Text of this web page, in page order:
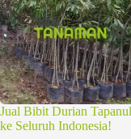
Jual Bibit Durian
ke Seluruh Indonesia!